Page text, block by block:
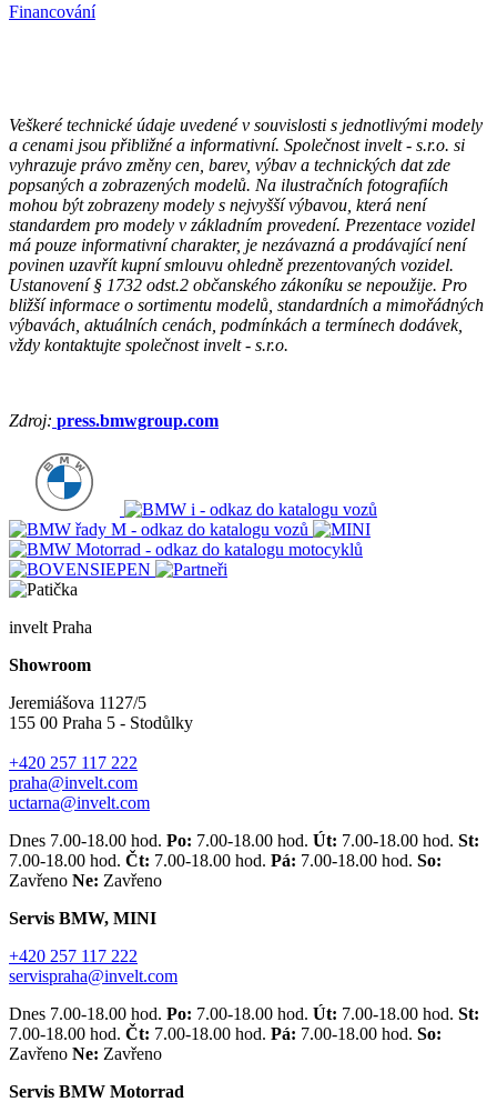
Financování
Veškeré technické údaje uvedené v souvislosti s jednotlivými modely
a cenami jsou přibližné a informativní. Společnost invelt - s.r.o. si
vyhrazuje právo změny cen, barev, výbav a technických dat zde
popsaných a zobrazených modelů. Na ilustračních fotografiích
mohou být zobrazeny modely s nejvyšší výbavou, která není
standardem pro modely v základním provedení. Prezentace vozidel
má pouze informativní charakter, je nezávazná a prodávající není
povinen uzavřít kupní smlouvu ohledně prezentovaných vozidel.
Ustanovení § 1732 odst.2 občanského zákoníku se nepoužije. Pro
bližší informace o sortimentu modelů, standardních a mimořádných
výbavách, aktuálních cenách, podmínkách a termínech dodávek,
vždy kontaktujte společnost invelt - s.r.o.
Zdroj: press.bmwgroup.com
invelt Praha
Showroom
Jeremiášova 1127/5
155 00 Praha 5 - Stodůlky
+420 257 117 222
praha@invelt.com
uctarna@invelt.com
Dnes 7.00-18.00 hod. Po: 7.00-18.00 hod. Út: 7.00-18.00 hod. St:
7.00-18.00 hod. Čt: 7.00-18.00 hod. Pá: 7.00-18.00 hod. So:
Zavřeno Ne: Zavřeno
Servis BMW, MINI
+420 257 117 222
servispraha@invelt.com
Dnes 7.00-18.00 hod. Po: 7.00-18.00 hod. Út: 7.00-18.00 hod. St:
7.00-18.00 hod. Čt: 7.00-18.00 hod. Pá: 7.00-18.00 hod. So:
Zavřeno Ne: Zavřeno
Servis BMW Motorrad